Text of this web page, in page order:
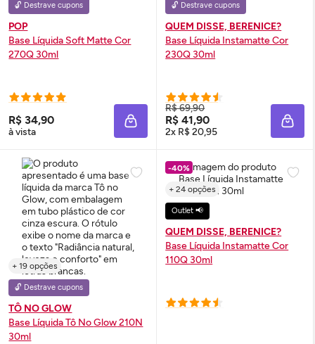
🔓 Destrave cupons
POP
Base Líquida Soft Matte Cor
270Q 30ml
R$ 34,90
à vista ADICIONAR À SACOLA
🔓 Destrave cupons
QUEM DISSE, BERENICE?
Base Líquida Instamatte Cor
230Q 30ml
R$ 69,90
R$ 41,90
2x R$ 20,95
+ 19 opções
🔓 Destrave cupons
TÔ NO GLOW
Base Líquida Tô NoGlow210N
30ml
-40%
+ 24 opções
Outlet 📢
QUEM DISSE, BERENICE?
Base Líquida Instamatte Cor
110Q 30ml